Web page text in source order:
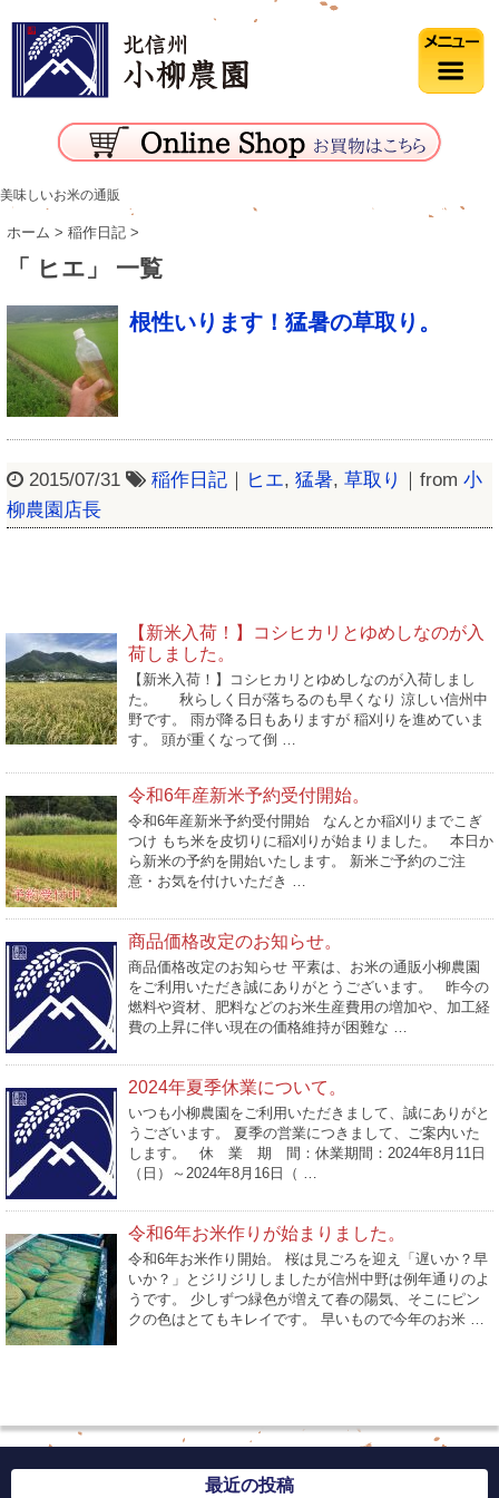
美味しいお米の通販
ホーム > 稲作日記 >
「 ヒエ」 一覧
根性いります！猛暑の草取り。
2015/07/31 稲作日記 ｜ ヒエ, 猛暑, 草取り ｜from 小
柳農園店長
【新米入荷！】コシヒカリとゆめしなのが入
荷しました。
【新米入荷！】コシヒカリとゆめしなのが入荷しまし
た。 秋らしく日が落ちるのも早くなり 涼しい信州中
野です。 雨が降る日もありますが 稲刈りを進めていま
す。 頭が重くなって倒 …
令和6年産新米予約受付開始。
令和6年産新米予約受付開始 なんとか稲刈りまでこぎ
つけ もち米を皮切りに稲刈りが始まりました。 本日か
ら新米の予約を開始いたします。 新米ご予約のご注
意・お気を付けいただき …
商品価格改定のお知らせ。
商品価格改定のお知らせ 平素は、お米の通販小柳農園
をご利用いただき誠にありがとうございます。 昨今の
燃料や資材、肥料などのお米生産費用の増加や、加工経
費の上昇に伴い現在の価格維持が困難な …
2024年夏季休業について。
いつも小柳農園をご利用いただきまして、誠にありがと
うございます。 夏季の営業につきまして、ご案内いた
します。 休 業 期 間：休業期間：2024年8月11日
（日）～2024年8月16日（ …
令和6年お米作りが始まりました。
令和6年お米作り開始。 桜は見ごろを迎え「遅いか？早
いか？」とジリジリしましたが信州中野は例年通りのよ
うです。 少しずつ緑色が増えて春の陽気、そこにピン
クの色はとてもキレイです。 早いもので今年のお米 …
最近の投稿